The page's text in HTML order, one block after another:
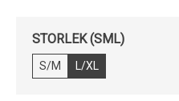
STORLEK (SML)
S/M L/XL